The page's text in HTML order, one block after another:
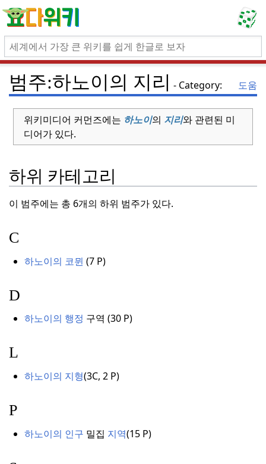
도움
범주:하노이의 지리 Category:
위키미디어 커먼즈에는 하노이의 지리와 관련된 미
디어가 있다.
하위 카테고리
이 범주에는 총 6개의 하위 범주가 있다.
C
하노이의 코뮌 (7 P)
D
하노이의 행정 구역 (30P)
L
하노이의 지형(3C, 2 P)
P
하노이의 인구 밀집 지역(15P)